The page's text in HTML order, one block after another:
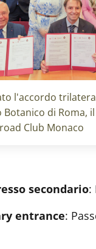
card:
l'accordo
Botanico di Roma,
Club Monaco
secondario
entrance: